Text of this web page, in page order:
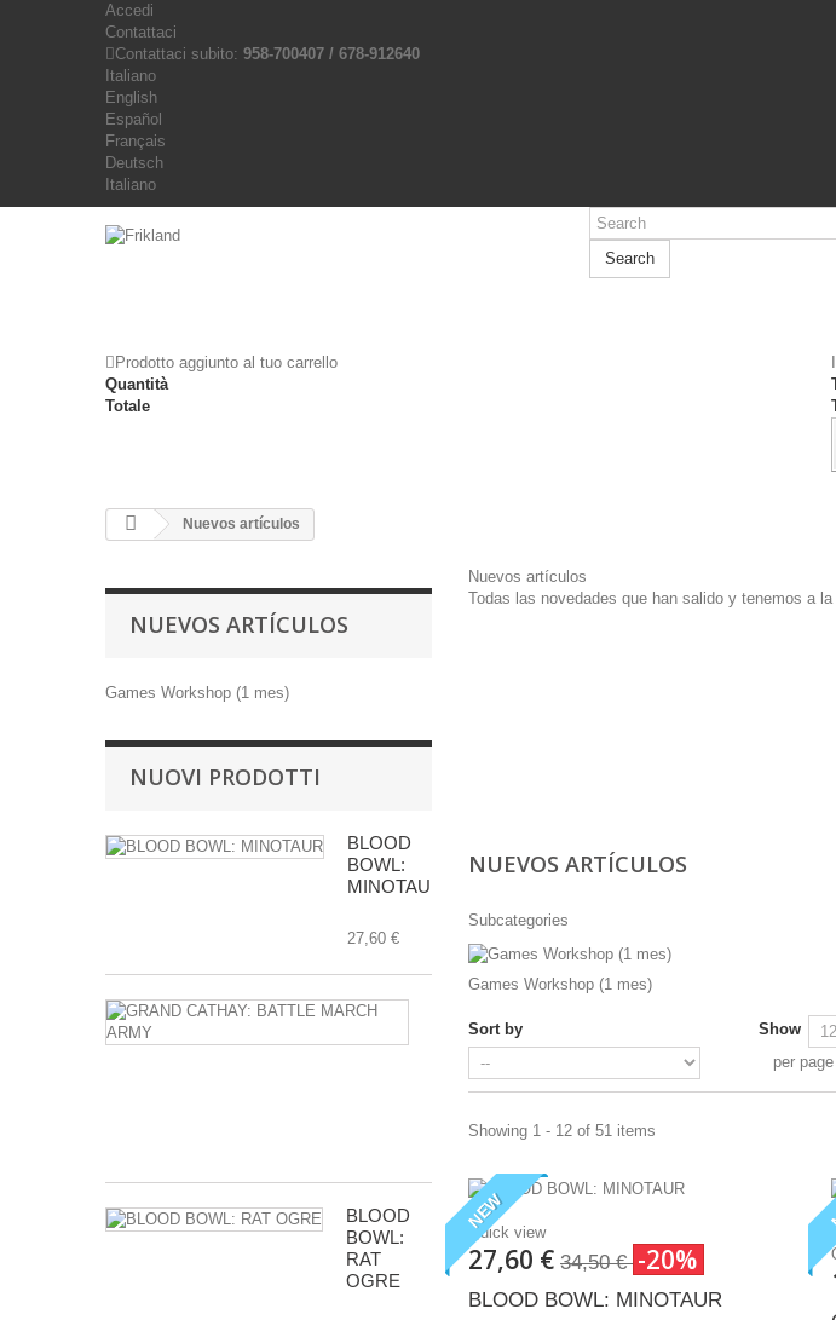
Accedi
Contattaci
Contattaci subito: 958-700407 / 678-912640
Italiano
English
Español
Français
Deutsch
Italiano
Search
Prodotto aggiunto al tuo carrello
Quantità
Totale
Nuevos artículos
NUEVOS ARTÍCULOS
Games Workshop (1 mes)
NUOVI PRODOTTI
BLOOD
BOWL:
MINOTAUR
27,60 €
CATHAY:
BATTLE
ARMY
BLOOD
BOWL:
RAT
OGRE
Nuevos artículos
Todas las novedades que han salido y tenemos a
NUEVOS ARTÍCULOS
Subcategories
Games Workshop (1 mes)
Sort by
Show
per page
Showing 1 - 12 of 51 items
Quick view
27,60 € 34,50 € -20%
NEW
BLOOD BOWL: MINOTAUR